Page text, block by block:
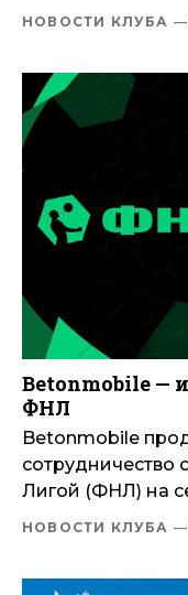
НОВОСТИ КЛУБА —
Betonmobile —
ФНЛ
Betonmobile
сотрудничество
Лигой (ФНЛ) на
НОВОСТИ КЛУБА —